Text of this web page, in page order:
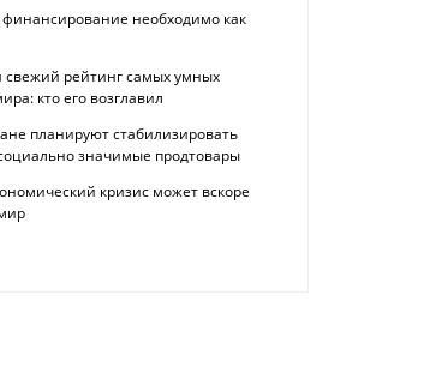
финансирование необходимо как
свежий рейтинг самых умных
кто его возглавил
планируют стабилизировать
значимые продтовары
кризис может вскоре